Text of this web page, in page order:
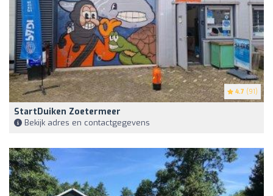
4.7 (91)
StartDuiken Zoetermeer
Bekijk adres en contactgegevens